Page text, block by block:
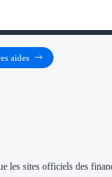
aides
sites officiels des